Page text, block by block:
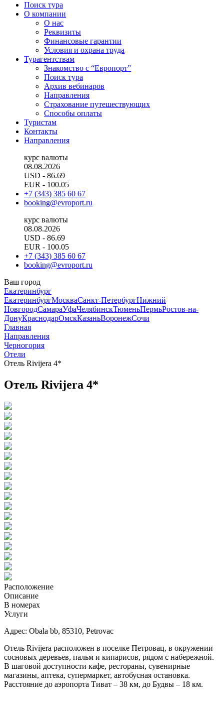
Поиск тура
О компании
О нас
Реквизиты
Финансовые гарантии
Условия и охрана труда
Турагентствам
Знакомство с “Европорт”
Поиск тура
Архив вебинаров
Направления
Страхование путешествующих
Способы оплаты
Туристам
Контакты
Направления
курс валюты
08.08.2026
USD - 86.69
EUR - 100.05
+7 (343) 385 60 67
booking@evroport.ru
курс валюты
08.08.2026
USD - 86.69
EUR - 100.05
+7 (343) 385 60 67
booking@evroport.ru
Ваш город
Екатеринбург
ЕкатеринбургМоскваСанкт-ПетербургНижний
НовгородСамараУфаЧелябинскТюменьПермьРостов-на-
ДонуКраснодарОмскКазаньВоронежСочи
Главная
Направления
Черногория
Отели
Отель Rivijera 4*
Отель Rivijera 4*
Расположение
Описание
В номерах
Услуги
Адрес: Obala bb, 85310, Petrovac
Отель Rivijera расположен в поселке Петровац, в окружении
сосновых деревьев, пальм и кипарисов, рядом с набережной.
В шаговой доступности кафе, рестораны, сувенирные
магазины, аптека, супермаркет, автобусная остановка.
Расстояние до аэропорта Тиват – 38 км, до Будвы – 18 км.